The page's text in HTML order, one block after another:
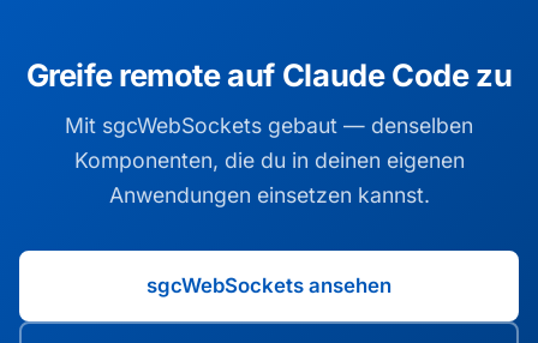
Greife remote auf Claude Code zu
Mit sgcWebSockets gebaut — denselben
Komponenten, die du in deinen eigenen
Anwendungen einsetzen kannst.
sgcWebSockets ansehen